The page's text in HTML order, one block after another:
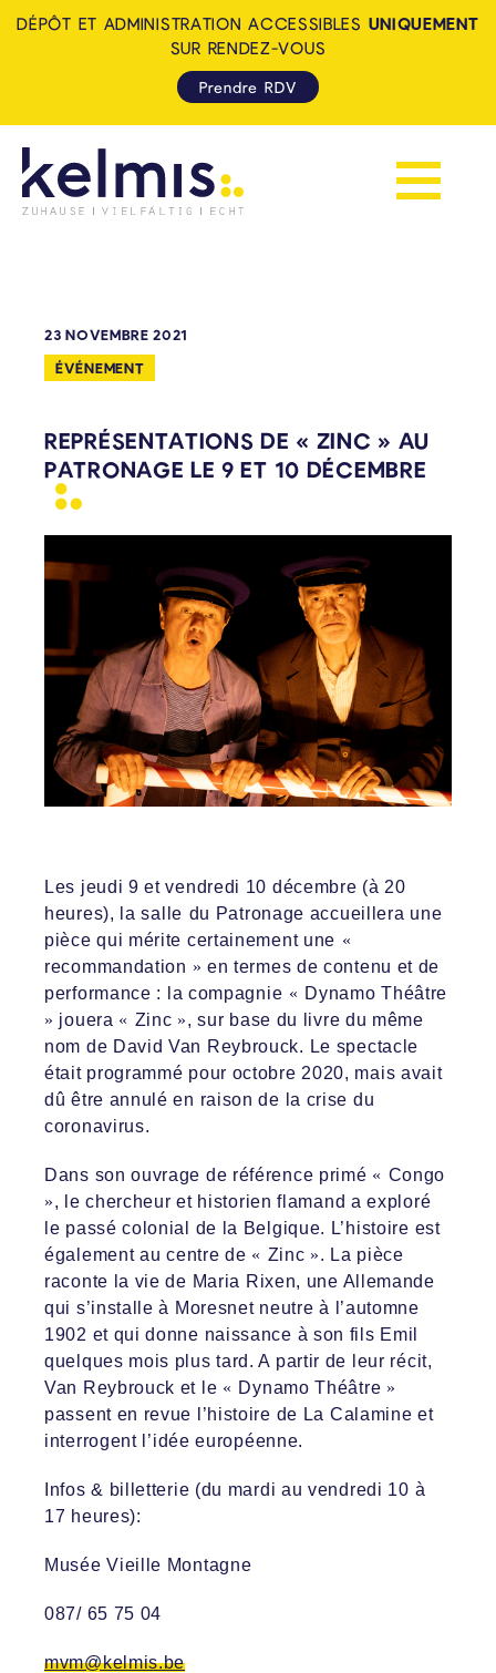
Afficher la
DÉPÔT ET ADMINISTRATION ACCESSIBLES UNIQUEMENT
SUR RENDEZ-VOUS
Prendre RDV
23 NOVEMBRE 2021
ÉVÉNEMENT
REPRÉSENTATIONS DE « ZINC » AU
PATRONAGE LE 9 ET 10 DÉCEMBRE
Les jeudi 9 et vendredi 10 décembre (à 20
heures), l a salle du Patronage accueillera une
pièce qui mérite certainement une «
recommandation » en termes de contenu et de
performance : l a compagnie « Dynamo Théâtre
» jouera « Zinc », sur base du livre du même
nom de David Van Reybrouck. Le spectacle
était programmé pour octobre 2020, mais avait
dû être annulé en raison de la crise du
coronavirus.
Dans son ouvrage de référence primé « Congo
», le chercheur et historien flamand a exploré
le passé colonial de la Belgique. L’histoire est
également au centre de « Zinc ». La pièce
raconte la vie de Maria Rixen, une Allemande
qui s’installe à Moresnet neutreà l’automne
1902 et qui donne naissance à son fils Emil
quelques mois plus tard. A partir de
leur récit,
Van Reybrouck et le « Dynamo Théâtre »
passent en revue l’histoire de La Calamineet
interrogent l’idée européenne.
Infos & billetterie (du mardi au vendredi 10 à
17 heures):
Musée Vieille Montagne
087/ 65 75 04
mvm@kelmis.be